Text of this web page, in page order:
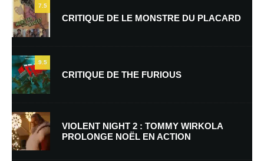
Nom*
E-mail *
7.5
CRITIQUE DE LE MONSTRE DU PLACARD
9.5
CRITIQUE DE THE FURIOUS
VIOLENT NIGHT 2 : TOMMY WIRKOLA
PROLONGE NOËL EN ACTION